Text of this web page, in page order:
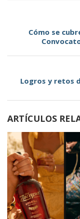
Cómo se
Logros y retos
ARTÍCULOS